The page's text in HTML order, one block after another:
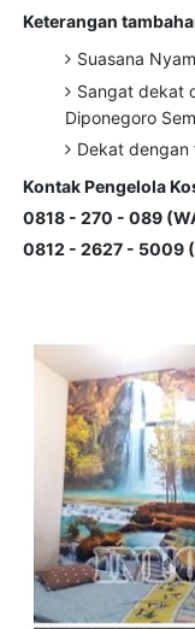
Keterangan
Suasana
Sangat dekat
Diponegoro
Dekat dengan
Kontak Pengelola
0818 - 270 - 089
0812 - 2627 - 5009